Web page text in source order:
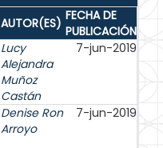
AUTOR(ES) FECHA DE
PUBLICACIÓN
Lucy
Alejandra
Muñoz
Castán
7-jun-2019
Denise Ron
Arroyo
7-jun-2019